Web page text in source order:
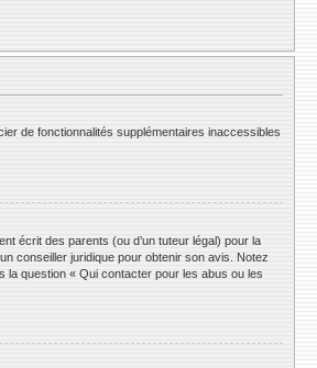
de fonctionnalités supplémentaires inaccessibles
écrit des parents (ou d’un tuteur légal) pour la
conseiller juridique pour obtenir son avis. Notez
la question « Qui contacter pour les abus ou les